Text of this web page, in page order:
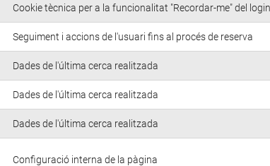
Cookie tècnica per a la funcionalitat "Recordar-me" del login
Seguiment i accions de l'usuari fins al procés de reserva
Dades de l'última cerca realitzada
Dades de l'última cerca realitzada
Dades de l'última cerca realitzada
Configuració interna de la pàgina